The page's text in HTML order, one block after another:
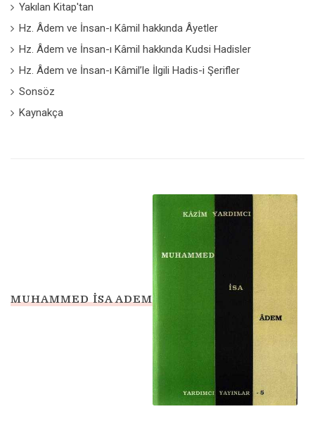
Yakılan Kitap'tan
Hz. Âdem ve İnsan-ı Kâmil hakkında Âyetler
Hz. Âdem ve İnsan-ı Kâmil hakkında Kudsi Hadisler
Hz. Âdem ve İnsan-ı Kâmil’le İlgili Hadis-i Şerifler
Sonsöz
Kaynakça
MUHAMMED İSA ADEM